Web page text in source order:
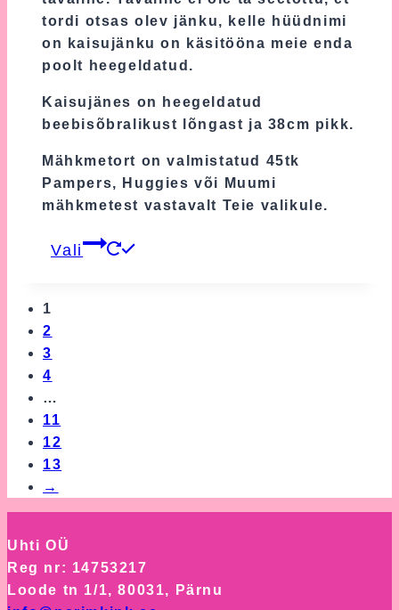
product
tordi otsas olev jänku, kelle hüüdnimi
on kaisujänku on käsitööna meie enda
poolt heegeldatud.
Kaisujänes on heegeldatud
beebisõbralikust lõngast ja 38cm pikk.
Mähkmetort on valmistatud 45tk
Pampers, Huggies või Muumi
mähkmetest vastavalt Teie valikule.
Vali
1
2
3
4
…
11
12
13
→
Uhti OÜ
Reg nr: 14753217
Loode tn 1/1, 80031, Pärnu